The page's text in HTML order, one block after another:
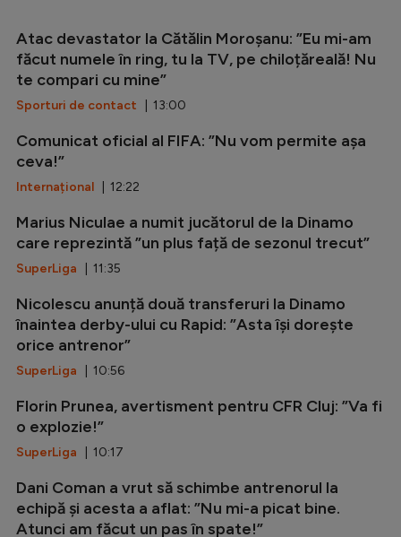
Atac devastator la Cătălin Moroșanu: ”Eu mi-am
făcut numele în ring, tu la TV, pe chiloțăreală! Nu
te compari cu mine”
Sporturi de contact | 13:00
Comunicat oficial al FIFA: ”Nu vom permite așa
ceva!”
Internațional | 12:22
Marius Niculae a numit jucătorul de la Dinamo
care reprezintă ”un plus față de sezonul trecut”
SuperLiga | 11:35
Nicolescu anunță două transferuri la Dinamo
înaintea derby-ului cu Rapid: ”Asta își dorește
orice antrenor”
SuperLiga | 10:56
Florin Prunea, avertisment pentru CFR Cluj: ”Va fi
o explozie!”
SuperLiga | 10:17
Dani Coman a vrut să schimbe antrenorul la
echipă și acesta a aflat: ”Nu mi-a picat bine.
Atunci am făcut un pas în spate!”